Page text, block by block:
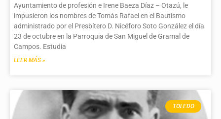
Ayuntamiento de profesión e Irene Baeza Díaz – Otazú, le
impusieron los nombres de Tomás Rafael en el Bautismo
administrado por el Presbítero D. Nicéforo Soto González el día
23 de octubre en la Parroquia de San Miguel de Gramal de
Campos. Estudia
LEER MÁS »
TOLEDO